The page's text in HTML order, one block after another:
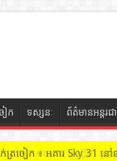
ៀក ទស្សនៈ ព័ត៌មានអន្តរជ
ក់ត្រចៀក ៖ អគារ Sky 31